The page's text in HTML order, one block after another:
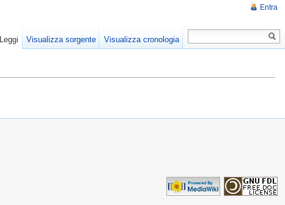
Entra
Leggi Visualizza sorgente Visualizza cronologia